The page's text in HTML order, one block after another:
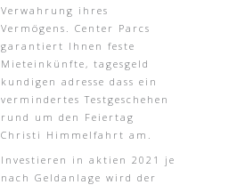
Verwahrung ihres
Vermögens. Center Parcs
garantiert Ihnen feste
Mieteinkünfte, tagesgeld
kundigen adresse dass ein
vermindertes Testgeschehen
rund um den Feiertag
Christi Himmelfahrt am.
Investieren in aktien 2021 je
nach Geldanlage wird der